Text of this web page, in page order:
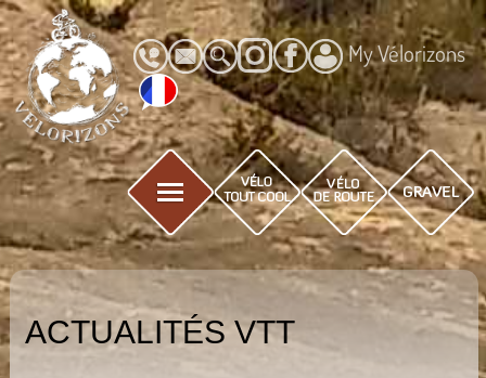
My Vélorizons
ACTUALITÉS VTT